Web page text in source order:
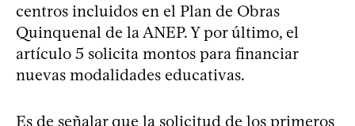
centros incluidos en el Plan de Obras
Quinquenal de la ANEP. Y por último, el
artículo 5 solicita montos para financiar
nuevas modalidades educativas.
Es de señalar que la solicitud de los primeros